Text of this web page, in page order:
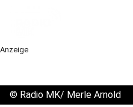
Anzeige
© Radio MK/ Merle Arnold